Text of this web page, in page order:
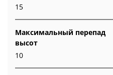
15
Максимальный перепад
высот
10